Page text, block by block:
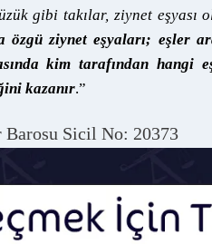
gibi takılar, ziynet eşyası
özgü ziynet eşyaları; eşler
kim tarafından hangi
kazanır.”
Sicil No: 20373